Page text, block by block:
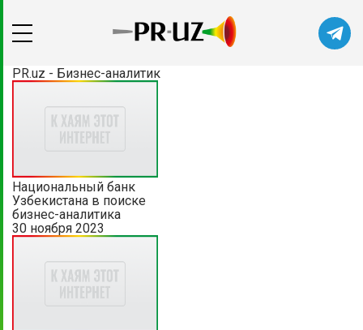
PR.uz - Бизнес-аналитик
Национальный банк
Узбекистана в поиске
бизнес-аналитика
30 ноября 2023